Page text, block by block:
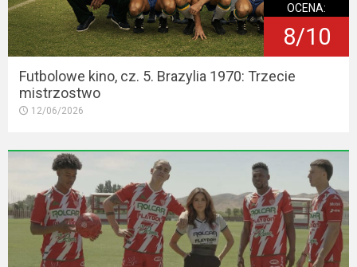
OCENA:
8/10
Futbolowe kino, cz. 5. Brazylia 1970: Trzecie
mistrzostwo
12/06/2026